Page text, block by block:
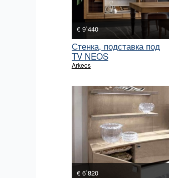
€ 9`440
Стенка, подставка под
TV NEOS
Arkeos
€ 6`820